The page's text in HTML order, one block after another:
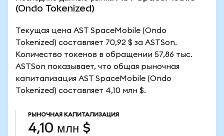
(Ondo Tokenized)
Текущая цена AST SpaceMobile (Ondo
Tokenized) составляет 70,92 $ за ASTSon.
Количество токенов в обращении 57,86 тыс.
ASTSon показывает, что общая рыночная
капитализация AST SpaceMobile (Ondo
Tokenized) составляет 4,10 млн $.
РЫНОЧНАЯ КАПИТАЛИЗАЦИЯ
4,10 млн $